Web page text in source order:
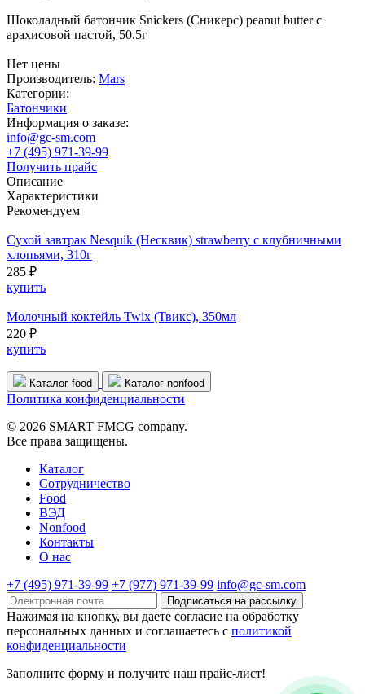
Шоколадный батончик Snickers (Сникерс) peanut butter с
арахисовой пастой, 50.5г
Нет цены
Производитель: Mars
Категории:
Батончики
Информация о заказе:
info@gc-sm.com
+7 (495) 971-39-99
Получить прайс
Описание
Характеристики
Рекомендуем
Сухой завтрак Nesquik (Несквик) strawberry с клубничными
хлопьями, 310г
285 ₽
купить
Молочный коктейль Twix (Твикс), 350мл
220 ₽
купить
Каталог food Каталог nonfood
Политика конфиденциальности
© 2026 SMART FMCG company.
Все права защищены.
Каталог
Cотрудничество
Food
ВЭД
Nonfood
Контакты
О нас
+7 (495) 971-39-99 +7 (977) 971-39-99 info@gc-sm.com
Подписаться на рассылку
Нажимая на кнопку, вы даете согласие на обработку
персональных данных и соглашаетесь c политикой
конфиденциальности
Заполните форму и получите наш прайс-лист!